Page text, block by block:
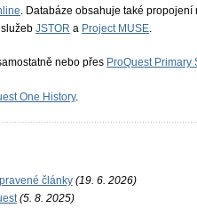
. Databáze obsahuje také propojení
JSTOR a Project MUSE.
nebo přes ProQuest Primary
One History.
články (19. 6. 2026)
(5. 8. 2025)